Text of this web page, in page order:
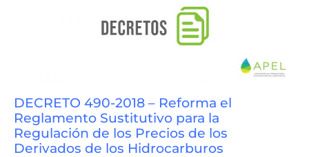
DECRETO 490-2018 – Reforma el
Reglamento Sustitutivo para la
Regulación de los Precios de los
Derivados de los Hidrocarburos